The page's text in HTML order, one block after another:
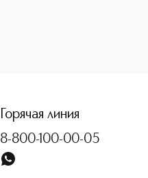
Горячая линия
8-800-100-00-05